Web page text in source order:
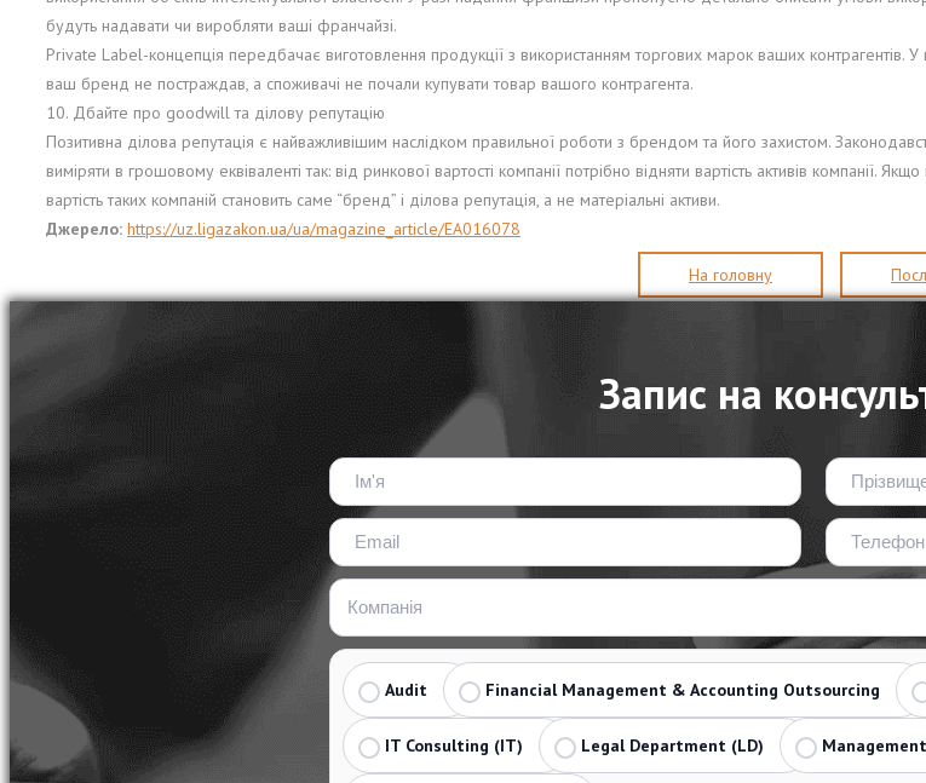
будуть надавати чи виробляти ваші франчайзі.
Private Label-концепція передбачає виготовлення продукції з використанням торгових марок ваших контрагентів.
ваш бренд не постраждав, а споживачі не почали купувати товар вашого контрагента.
10. Дбайте про goodwill та ділову репутацію
Позитивна ділова репутація є найважливішим наслідком правильної роботи з брендом та його захистом.
виміряти в грошовому еквіваленті так: від ринкової вартості компанії потрібно відняти вартість активів компанії.
вартість таких компаній становить саме “бренд” і ділова репутація, а не матеріальні активи.
Джерело: https://uz.ligazakon.ua/ua/magazine_article/EA016078
На головну
Запис на
Audit Financial Management & Accounting Outsourcing
IT Consulting (IT) Legal Department (LD)